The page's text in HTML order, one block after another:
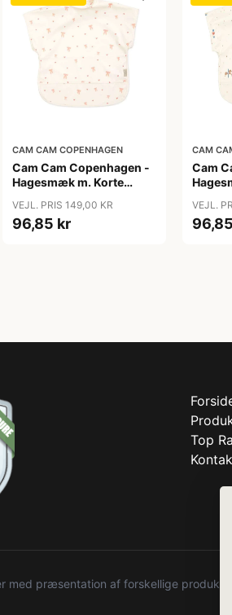
CAM CAM COPENHAGEN
Cam Cam Copenhagen -
Hagesmæk m. Korte
VEJL. PRIS 149,00 KR
96,85 kr
CAM
Cam
VEJL.
Top
præsentation af forskellige